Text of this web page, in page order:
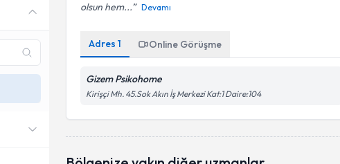
olsun hem...
Devamı
Adres1 Online Görüşme
Gizem Psikohome
Kirişçi Mh. 45.Sok Akın İş Merkezi Kat:1 Daire:104